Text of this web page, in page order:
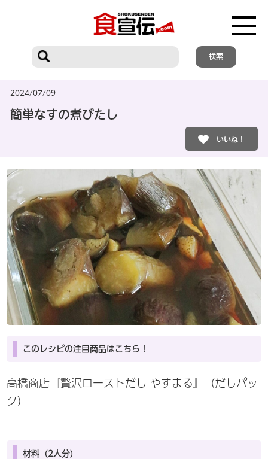
2024/07/09
簡単なすの煮びたし
いいね！
このレシピの注目商品はこちら！
高橋商店『贅沢ローストだし やすまる
』（だしパッ
ク）
材料（2人分）